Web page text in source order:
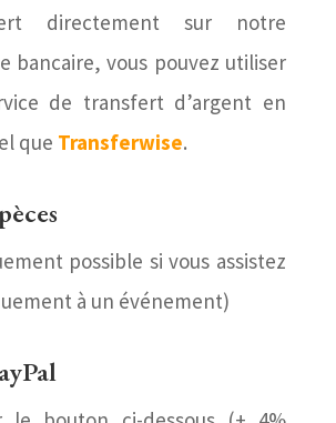
directement sur notre
bancaire, vous pouvez utiliser
de transfert d’argent en
que Transferwise.
possible si vous assistez
à un événement)